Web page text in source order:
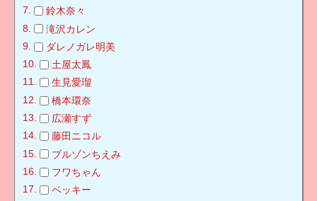
鈴木奈々
滝沢カレン
ダレノガレ明美
土屋太鳳
生見愛瑠
橋本環奈
広瀬すず
藤田ニコル
ブルゾンちえみ
フワちゃん
ベッキー